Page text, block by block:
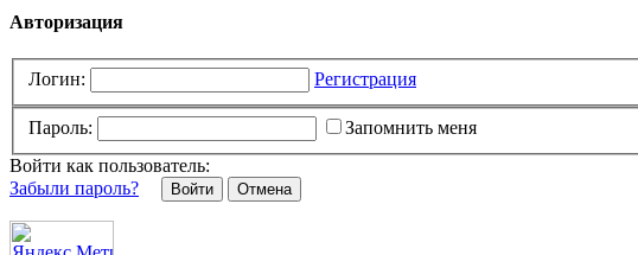
Авторизация
Логин: Регистрация
Пароль:
Запомнить меня
Войти как пользователь:
Забыли пароль?
Отмена